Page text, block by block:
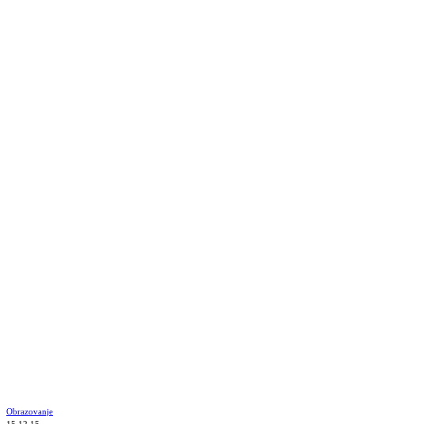
Obrazovanje